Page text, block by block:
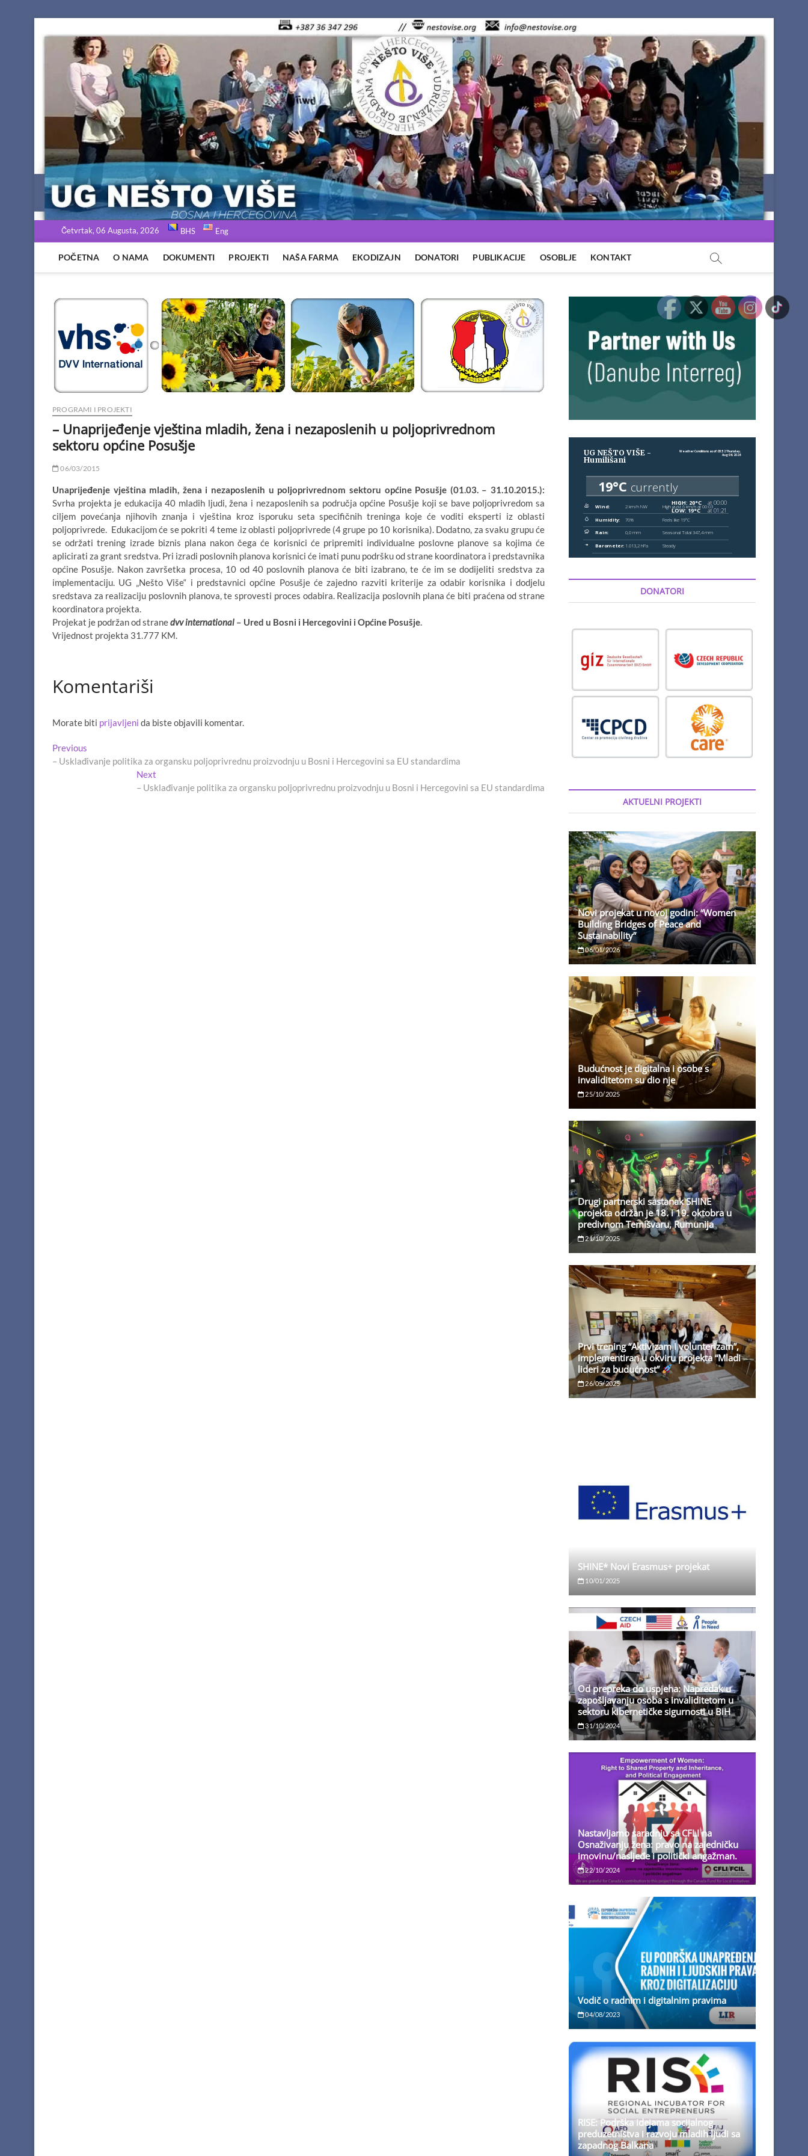
Četvrtak, 06 Augusta, 2026 BHS Eng
POČETNA O NAMA DOKUMENTI PROJEKTI NAŠA FARMA EKODIZAJN DONATORI PUBLIKACIJE OSOBLJE KONTAKT
PROGRAMI I PROJEKTI
– Unaprijeđenje vještina mladih, žena i nezaposlenih u poljoprivrednom
sektoru općine Posušje
06/03/2015
Unaprijeđenje vještina mladih, žena i nezaposlenih u poljoprivrednom sektoru općine Posušje (01.03. – 31.10.2015.):
Svrha projekta je edukacija 40 mladih ljudi, žena i nezaposlenih sa područja općine Posušje koji se bave poljoprivredom sa
ciljem povećanja njihovih znanja i vještina kroz isporuku seta specifičnih treninga koje će voditi eksperti iz oblasti
poljoprivrede. Edukacijom će se pokriti 4 teme iz oblasti poljoprivrede (4 grupe po 10 korisnika). Dodatno, za svaku grupu će
se održati trening izrade biznis plana nakon čega će korisnici će pripremiti individualne poslovne planove sa kojima će
aplicirati za grant sredstva. Pri izradi poslovnih planova korisnici će imati punu podršku od strane koordinatora i predstavnika
općine Posušje. Nakon završetka procesa, 10 od 40 poslovnih planova će biti izabrano, te će im se dodijeliti sredstva za
implementaciju. UG „Nešto Više“ i predstavnici općine Posušje će zajedno razviti kriterije za odabir korisnika i dodjelu
sredstava za realizaciju poslovnih planova, te sprovesti proces odabira. Realizacija poslovnih plana će biti praćena od strane
koordinatora projekta.
Projekat je podržan od stranedvv international – Ured u Bosni i Hercegovini i Općine Posušje.
Vrijednost projekta 31.777 KM.
Komentariši
Morate biti prijavljeni da biste objavili komentar.
Navigacija
članaka
Previous
post:
– Usklađivanje politika za organsku poljoprivrednu proizvodnju u Bosni i Hercegovini sa EU standardima
Next
post:
– Usklađivanje politika za organsku poljoprivrednu proizvodnju u Bosni i Hercegovini sa EU standardima
DONATORI
AKTUELNI PROJEKTI
Novi projekat u novoj godini: “Women
Building Bridges of Peace and
Sustainability”
06/01/2026
Budućnost je digitalna i osobe s
invaliditetom su dio nje
25/10/2025
Drugi partnerski sastanak SHINE
projekta održan je 18. i 19. oktobra u
predivnom Temišvaru, Rumunija
21/10/2025
Prvi trening “Aktivizam i volunterizam”,
implementiran u okviru projekta “Mladi
lideri za budućnost”
26/05/2025
SHINE* Novi Erasmus+ projekat
10/01/2025
Od prepreka do uspjeha: Napredak u
zapošljavanju osoba s invaliditetom u
sektoru kibernetičke sigurnosti u BiH
31/10/2024
Nastavljamo saradnju sa CFLI na
Osnaživanju žena: pravo na zajedničku
imovinu/nasljeđe i politički angažman.
22/10/2024
Vodič o radnim i digitalnim pravima
04/08/2023
RISE: Podrška idejama socijalnog
preduzetništva i razvoju mladih ljudi sa
zapadnog Balkana